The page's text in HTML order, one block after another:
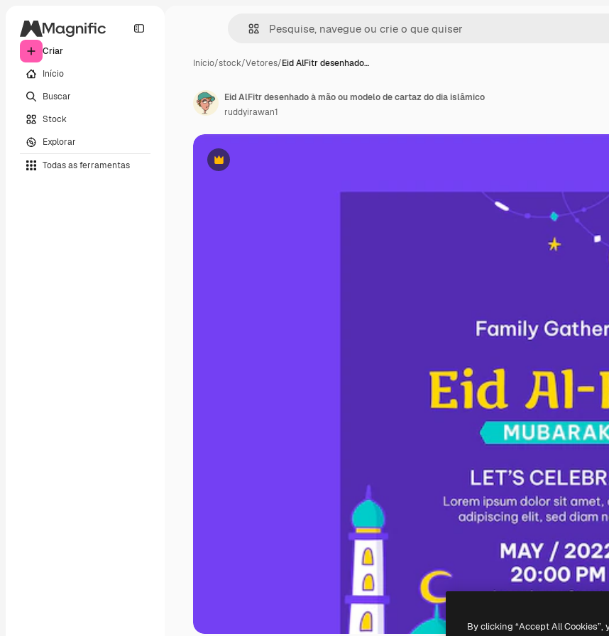
Criar
Início
Buscar
Stock
Explorar
Todas as ferramentas
Início/stock/Vetores/Eid AlFitr desenhado…
Premium
Eid AlFitr desenhado à mão ou modelo de cartaz do dia islâmico
ruddyirawan1
By clicking “Accept All